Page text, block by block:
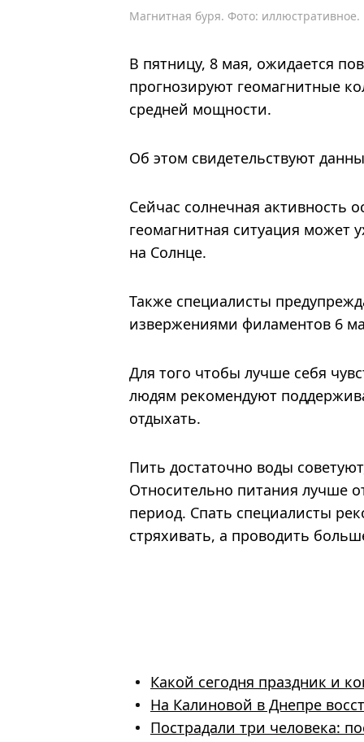
Магнитная буря. Фото: иллюстративное.
В пятницу, 8 мая, ожидается
прогнозируют геомагнитные
средней мощности.
Об этом свидетельствуют
Сейчас солнечная активность
геомагнитная ситуация может
на Солнце.
Также специалисты
извержениями филаментов 6
Для того чтобы лучше себя
людям рекомендуют
отдыхать.
Пить достаточно воды
Относительно питания лучше
период. Спать специалисты
стряхивать, а проводить
Какой сегодня праздник и
На Калиновой в Днепре
Пострадали три человека: